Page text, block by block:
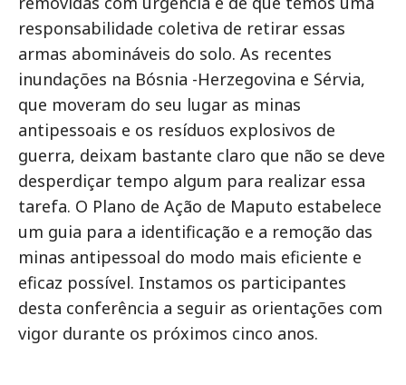
responsabilidade coletiva de retirar essas
armas abomináveis do solo. As recentes
inundações na Bósnia -Herzegovina e Sérvia,
que moveram do seu lugar as minas
antipessoais e os resíduos explosivos de
guerra, deixam bastante claro que não se deve
desperdiçar tempo algum para realizar essa
tarefa. O Plano de Ação de Maputo estabelece
um guia para a identificação e a remoção das
minas antipessoal do modo mais eficiente e
eficaz possível. Instamos os participantes
desta conferência a seguir as orientações com
vigor durante os próximos cinco anos.